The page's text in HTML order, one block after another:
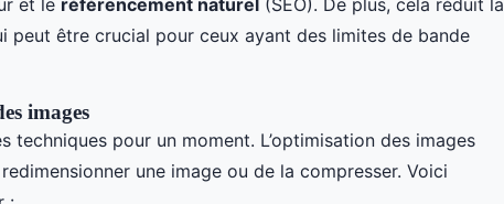
et le référencement naturel (SEO). De plus, cela réduit la
peut être crucial pour ceux ayant des limites de bande
images
techniques pour un moment. L’optimisation des images
une image ou de la compresser. Voici